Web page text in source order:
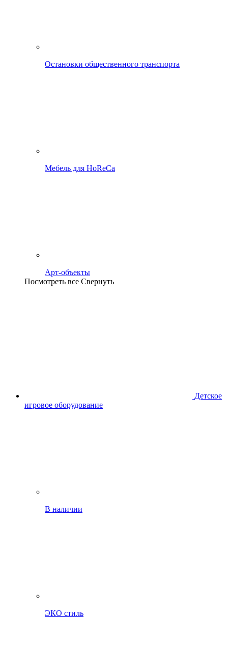
Остановки общественного транспорта
Мебель для HoReCa
Арт-объекты
Посмотреть все Свернуть
Детское
игровое оборудование
В наличии
ЭКО стиль